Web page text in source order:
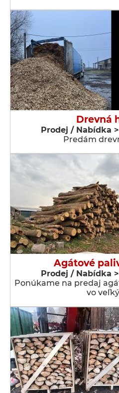
Drevná
Prodej / Nabídka
Predám
Agátové
Prodej / Nabídka
Ponúkame na predaj
vo